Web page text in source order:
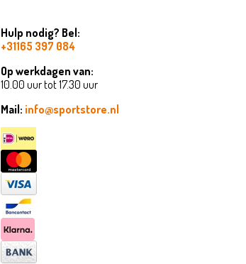
Hulp nodig? Bel:
+31165 397 084
Op werkdagen van:
10.00 uur tot 17.30 uur
Mail: info@sportstore.nl